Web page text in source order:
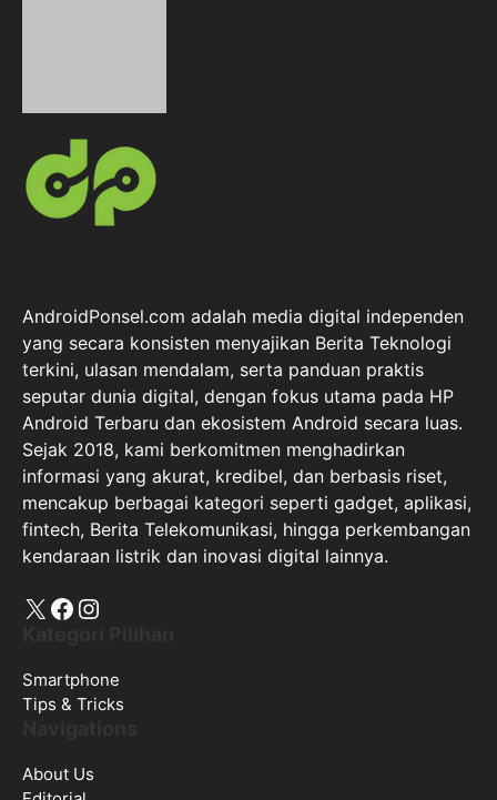
AndroidPonsel.com adalah media digital independen
yang secara konsisten menyajikan Berita Teknologi
Android Terbaru dan ekosistem Android secara luas.
Sejak 2018, kami berkomitmen menghadirkan
informasi yang akurat, kredibel, dan berbasis riset,
mencakup berbagai kategori seperti gadget, aplikasi,
fintech, Berita Telekomunikasi, hingga perkembangan
kendaraan listrik dan inovasi digital lainnya.
X Facebook
Instagram
Kategori Pilihan
Smartphone
Navigations
Editorial
Contact us
Disclaimer